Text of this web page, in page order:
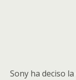
Sony ha deciso la